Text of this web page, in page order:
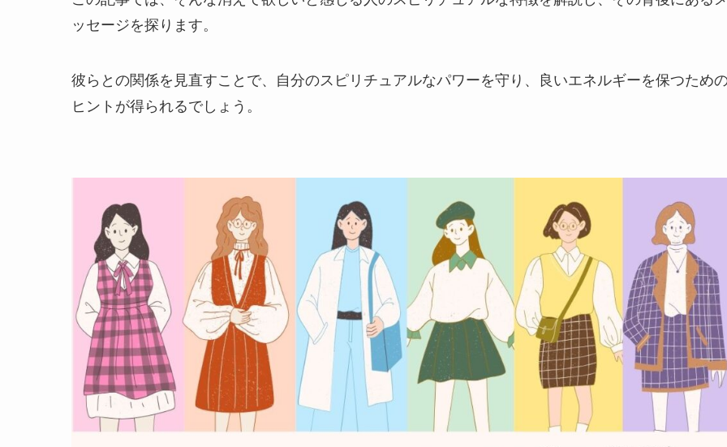
ッセージを探ります。
彼らとの関係を見直すことで、自分のスピリチュアルなパワーを守り、良いエネルギーを保つため
ヒントが得られるでしょう。